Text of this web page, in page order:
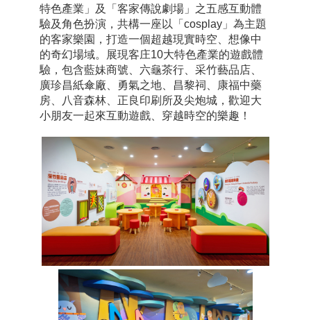
特色產業」及「客家傳說劇場」之五感互動體
驗及角色扮演，共構一座以「cosplay」為主題
的客家樂園，打造一個超越現實時空、想像中
的奇幻場域。展現客庄10大特色產業的遊戲體
驗，包含藍妹商號、六龜茶行、采竹藝品店、
廣珍昌紙傘廠、勇氣之地、昌黎祠、康福中藥
房、八音森林、正良印刷所及尖炮城，歡迎大
小朋友一起來互動遊戲、穿越時空的樂趣！